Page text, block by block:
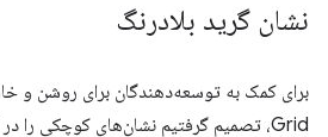
نشان گرید بلادرنگ
برای کمک به توسعه‌دهندگان برای روشن و
Grid، تصمیم گرفتیم نشان‌های کوچکی را در کنار ظروف Grid در